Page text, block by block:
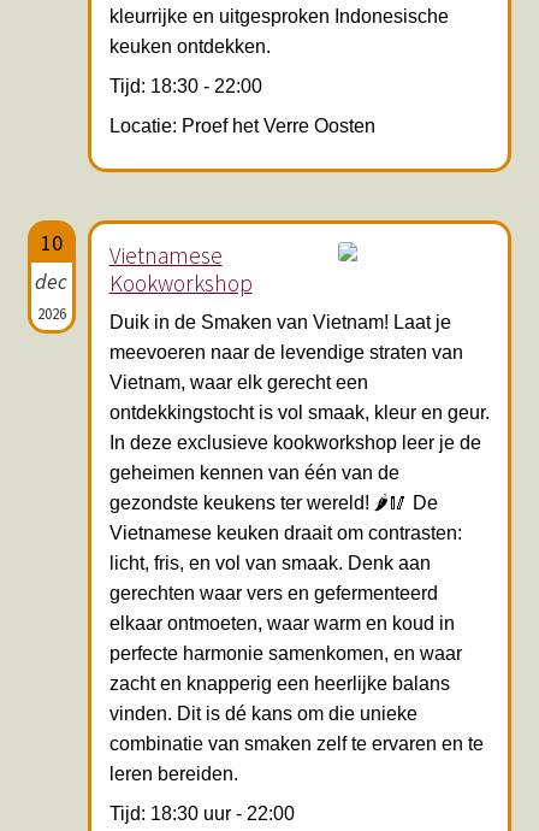
kleurrijke en uitgesproken Indonesische
keuken ontdekken.
Tijd: 18:30 - 22:00
Locatie: Proef het Verre Oosten
10
dec
2026
Vietnamese
Kookworkshop
Duik in de Smaken van Vietnam! Laat je
meevoeren naar de levendige straten van
Vietnam, waar elk gerecht een
ontdekkingstocht is vol smaak, kleur en geur.
In deze exclusieve kookworkshop leer je de
geheimen kennen van één van de
gezondste keukens ter wereld! 🌶️🥢 De
Vietnamese keuken draait om contrasten:
licht, fris, en vol van smaak. Denk aan
gerechten waar vers en gefermenteerd
elkaar ontmoeten, waar warm en koud in
perfecte harmonie samenkomen, en waar
zacht en knapperig een heerlijke balans
vinden. Dit is dé kans om die unieke
combinatie van smaken zelf te ervaren en te
leren bereiden.
Tijd: 18:30 uur - 22:00